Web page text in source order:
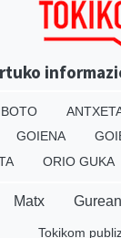
GOIENA
ORIO GUKA
Matx Gurean
Tokikom